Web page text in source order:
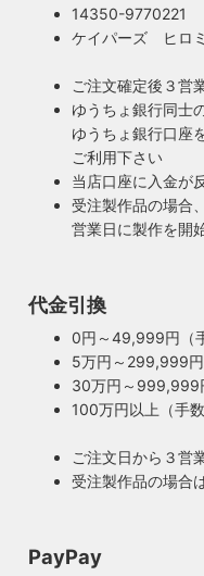
もしもの時も安心
連絡ください！ハンド
が心配とよくお声を頂
◆もっと詳しく見る
100年近く前のソ
ヴィンテージスタイル
ト。何十年、時には
ともあります。ところ
いたインシュレーター
ボロに。当店では専門
リジナルのインシュレ
近く前のソケットも安
14350-9770221
ケイパーズ ヒロミ
ご注文確定後３営
ゆうちょ銀行同士
ゆうちょ銀行口座
ご利用下さい
当店口座に入金が
受注製作品の場合
営業日に製作を開
代金引換
0円～49,999円（
5万円～299,999
30万円～999,999
100万円以上（手
ご注文日から３営
受注製作品の場合
PayPay